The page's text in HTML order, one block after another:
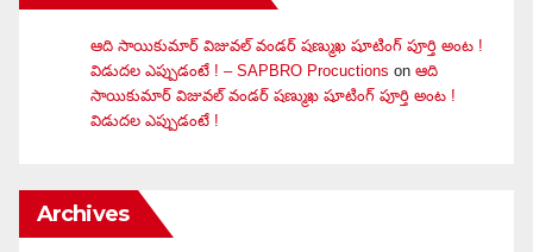
ఆది సాయికుమార్ విజువ‌ల్ వండ‌ర్ ష‌ణ్ముఖ షూటింగ్ పూర్తి అంట !
విడుదల ఎప్పుడంటే ! – SAPBRO Procuctions on ఆది
సాయికుమార్ విజువ‌ల్ వండ‌ర్ ష‌ణ్ముఖ షూటింగ్ పూర్తి అంట !
విడుదల ఎప్పుడంటే !
Archives